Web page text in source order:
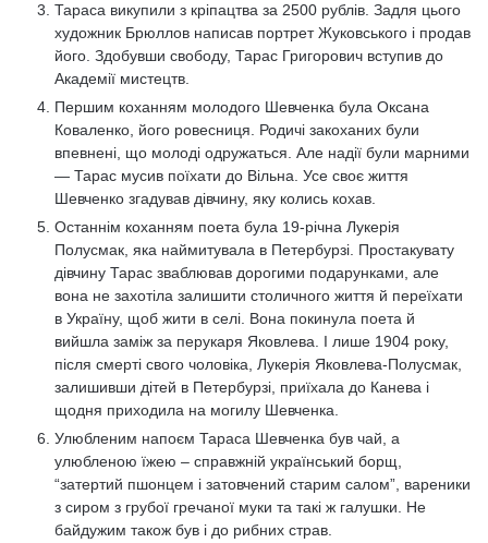
Тараса викупили з кріпацтва за 2500 рублів. Задля цього
художник Брюллов написав портрет Жуковського і продав
його. Здобувши свободу, Тарас Григорович вступив до
Академії мистецтв.
Першим коханням молодого Шевченка була Оксана
Коваленко, його ровесниця. Родичі закоханих були
впевнені, що молоді одружаться. Але надії були марними
— Тарас мусив поїхати до Вільна. Усе своє життя
Шевченко згадував дівчину, яку колись кохав.
Останнім коханням поета була 19-річна Лукерія
Полусмак, яка наймитувала в Петербурзі. Простакувату
дівчину Тарас зваблював дорогими подарунками, але
вона не захотіла залишити столичного життя й переїхати
в Україну, щоб жити в селі. Вона покинула поета й
вийшла заміж за перукаря Яковлева. І лише 1904 року,
після смерті свого чоловіка, Лукерія Яковлева-Полусмак,
залишивши дітей в Петербурзі, приїхала до Канева і
щодня приходила на могилу Шевченка.
Улюбленим напоєм Тараса Шевченка був чай, а
улюбленою їжею – справжній український борщ,
“затертий пшонцем і затовчений старим салом”, вареники
з сиром з грубої гречаної муки та такі ж галушки. Не
байдужим також був і до рибних страв.